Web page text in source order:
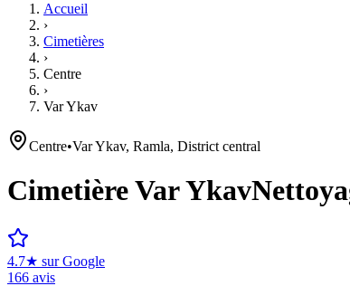
Accueil
›
Cimetières
›
Centre
›
Var Ykav
Centre•Var Ykav, Ramla, District central
CimetièreVar Ykav
4.7★ sur Google
166 avis